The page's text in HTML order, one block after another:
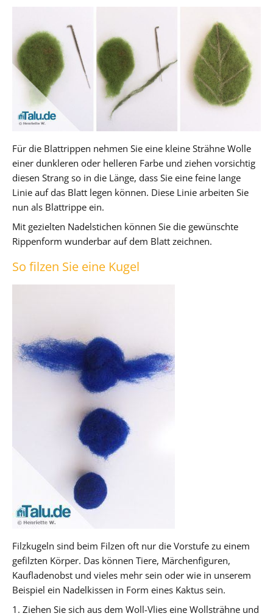
Für die Blattrippen nehmen Sie eine kleine Strähne Wolle
einer dunkleren oder helleren Farbe und ziehen vorsichtig
diesen Strang so in die Länge, dass Sie eine feine lange
Linie auf das Blatt legen können. Diese Linie arbeiten Sie
nun als Blattrippe ein.
Mit gezielten Nadelstichen können Sie die gewünschte
Rippenform wunderbar auf dem Blatt zeichnen.
So filzen Sie eine Kugel
Filzkugeln sind beim Filzen oft nur die Vorstufe zu einem
gefilzten Körper. Das können Tiere, Märchenfiguren,
Kaufladenobst und vieles mehr sein oder wie in unserem
Beispiel ein Nadelkissen in Form eines Kaktus sein.
1. Ziehen Sie sich aus dem Woll-Vlies eine Wollsträhne und